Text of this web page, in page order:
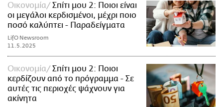
Οικονομία
Σπίτι μου 2: Ποιοι είναι
οι μεγάλοι κερδισμένοι, μέχρι ποιο
ποσό καλύπτει - Παραδείγματα
LifO Newsroom
11.5.2025
Οικονομία
Σπίτι μου 2: Ποιοι
κερδίζουν από το πρόγραμμα - Σε
αυτές τις περιοχές ψάχνουν για
ακίνητα